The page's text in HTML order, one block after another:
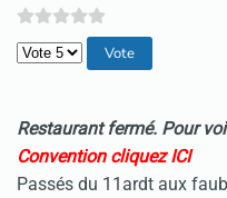
Veuillez voter
Restaurant fermé. Pour
Convention cliquez ICI
Passés du 11ardt aux